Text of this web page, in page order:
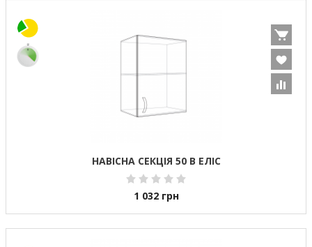
НАВІСНА СЕКЦІЯ 50 В ЕЛІС
1 032 грн